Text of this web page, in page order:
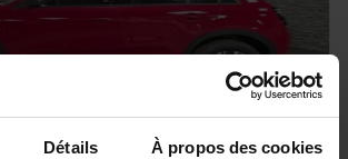
Détails À propos des cookies